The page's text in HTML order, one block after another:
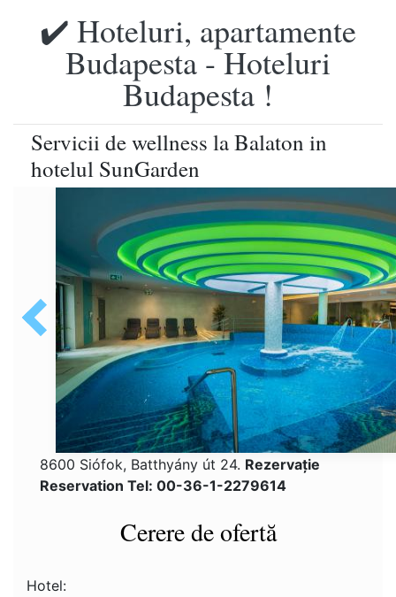
✔️ Hoteluri, apartamente
Budapesta - Hoteluri
Budapesta !
Servicii de wellness la Balaton in
hotelul SunGarden
8600 Siófok, Batthyány út 24. Rezervaţie
Reservation Tel: 00-36-1-2279614
Cerere de ofertă
Hotel: